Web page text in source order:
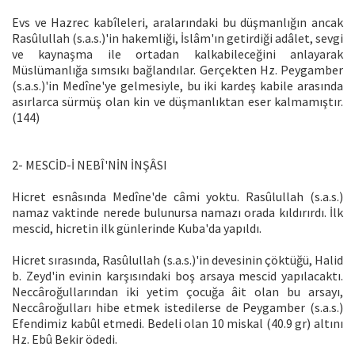
Evs ve Hazrec kabîleleri, aralarındaki bu düşmanlığın ancak
Rasûlullah (s.a.s.)'in hakemliği, İslâm'ın getirdiği adâlet, sevgi
ve kaynaşma ile ortadan kalkabileceğini anlayarak
Müslümanlığa sımsıkı bağlandılar. Gerçekten Hz. Peygamber
(s.a.s.)'in Medîne'ye gelmesiyle, bu iki kardeş kabile arasında
asırlarca sürmüş olan kin ve düşmanlıktan eser kalmamıştır.
(144)
2- MESCİD-İ NEBÎ'NİN İNŞÂSI
Hicret esnâsında Medîne'de câmi yoktu. Rasûlullah (s.a.s.)
namaz vaktinde nerede bulunursa namazı orada kıldırırdı. İlk
mescid, hicretin ilk günlerinde Kuba'da yapıldı.
Hicret sırasında, Rasûlullah (s.a.s.)'in devesinin çöktüğü, Halid
b. Zeyd'in evinin karşısındaki boş arsaya mescid yapılacaktı.
Neccâroğullarından iki yetim çocuğa âit olan bu arsayı,
Neccâroğulları hibe etmek istedilerse de Peygamber (s.a.s.)
Efendimiz kabûl etmedi. Bedeli olan 10 miskal (40.9 gr) altını
Hz. Ebû Bekir ödedi.